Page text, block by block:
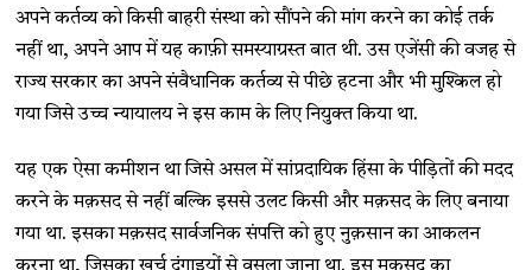
अपने कर्तव्य को किसी बाहरी संस्था को सौंपने की मांग करने का कोई तर्क
नहीं था, अपने आप में यह काफ़ी समस्याग्रस्त बात थी. उस एजेंसी की वजह से
राज्य सरकार का अपने संवैधानिक कर्तव्य से पीछे हटना और भी मुश्किल हो
गया जिसे उच्च न्यायालय ने इस काम के लिए नियुक्त किया था.
यह एक ऐसा कमीशन था जिसे असल में सांप्रदायिक हिंसा के पीड़ितों की मदद
करने के मक़सद से नहीं बल्कि इससे उलट किसी और मक़सद के लिए बनाया
गया था. इसका मक़सद सार्वजनिक संपत्ति को हुए नुक़सान का आकलन
करना था, जिसका ख़र्च दंगाइयों से वसूला जाना था. इस मक़सद का